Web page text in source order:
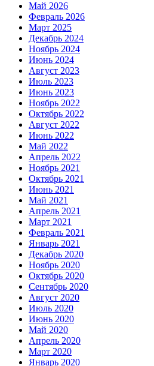
Май 2026
Февраль 2026
Март 2025
Декабрь 2024
Ноябрь 2024
Июнь 2024
Август 2023
Июль 2023
Июнь 2023
Ноябрь 2022
Октябрь 2022
Август 2022
Июнь 2022
Май 2022
Апрель 2022
Ноябрь 2021
Октябрь 2021
Июнь 2021
Май 2021
Апрель 2021
Март 2021
Февраль 2021
Январь 2021
Декабрь 2020
Ноябрь 2020
Октябрь 2020
Сентябрь 2020
Август 2020
Июль 2020
Июнь 2020
Май 2020
Апрель 2020
Март 2020
Январь 2020